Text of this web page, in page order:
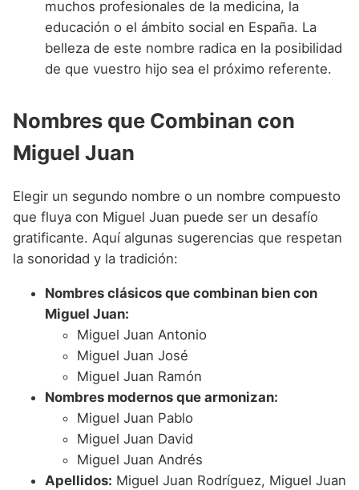
muchos profesionales de la medicina, la
educación o el ámbito social en España. La
belleza de este nombre radica en la posibilidad
de que vuestro hijo sea el próximo referente.
Nombres que Combinan con
Miguel Juan
Elegir un segundo nombre o un nombre compuesto
que fluya con Miguel Juan puede ser un desafío
gratificante. Aquí algunas sugerencias que respetan
la sonoridad y la tradición:
Nombres clásicos que combinan bien con
Miguel Juan:
Miguel Juan Antonio
Miguel Juan José
Miguel Juan Ramón
Nombres modernos que armonizan:
Miguel Juan Pablo
Miguel Juan David
Miguel Juan Andrés
Apellidos: Miguel Juan Rodríguez, Miguel Juan